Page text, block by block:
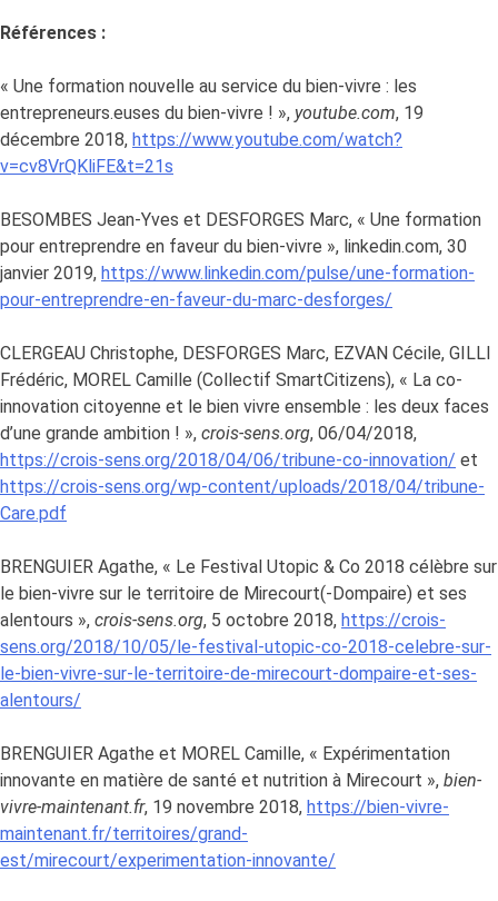
Références :
« Une formation nouvelle au service du bien-vivre : les
entrepreneurs.euses du bien-vivre ! », youtube.com, 19
décembre 2018, https://www.youtube.com/watch?
v=cv8VrQKliFE&t=21s
BESOMBES Jean-Yves et DESFORGES Marc, « Une formation
pour entreprendre en faveur du bien-vivre », linkedin.com, 30
janvier 2019, https://www.linkedin.com/pulse/une-formation-
pour-entreprendre-en-faveur-du-marc-desforges/
CLERGEAU Christophe, DESFORGES Marc, EZVAN Cécile, GILLI
Frédéric, MOREL Camille (Collectif SmartCitizens), « La co-
innovation citoyenne et le bien vivre ensemble : les deux faces
d’une grande ambition ! », crois-sens.org, 06/04/2018,
https://crois-sens.org/2018/04/06/tribune-co-innovation/ et
https://crois-sens.org/wp-content/uploads/2018/04/tribune-
Care.pdf
BRENGUIER Agathe, « Le Festival Utopic & Co 2018 célèbre sur
le bien-vivre sur le territoire de Mirecourt(-Dompaire) et ses
alentours », crois-sens.org, 5 octobre 2018, https://crois-
sens.org/2018/10/05/le-festival-utopic-co-2018-celebre-sur-
le-bien-vivre-sur-le-territoire-de-mirecourt-dompaire-et-ses-
alentours/
BRENGUIER Agathe et MOREL Camille, « Expérimentation
innovante en matière de santé et nutrition à Mirecourt », bien-
vivre-maintenant.fr, 19 novembre 2018, https://bien-vivre-
maintenant.fr/territoires/grand-
est/mirecourt/experimentation-innovante/